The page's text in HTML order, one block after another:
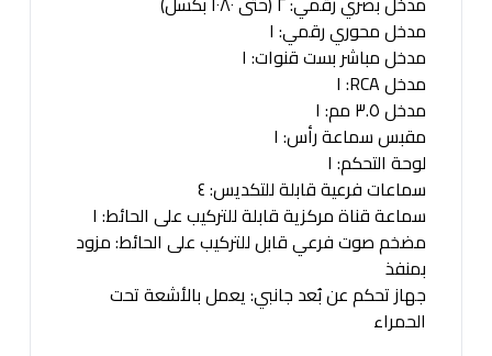
مدخل محوري رقمي: ١
مدخل مباشر بست قنوات: ١
مدخل RCA: ١
مدخل ٣.٥ مم: ١
مقبس سماعة رأس: ١
لوحة التحكم: ١
سماعات فرعية قابلة للتكديس: ٤
سماعة قناة مركزية قابلة للتركيب على الحائط: ١
مضخم صوت فرعي قابل للتركيب على الحائط: مزود
بمنفذ
جهاز تحكم عن بُعد جانبي: يعمل بالأشعة تحت
الحمراء